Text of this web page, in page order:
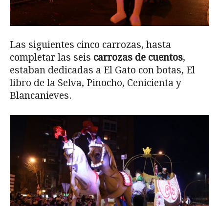
Las siguientes cinco carrozas, hasta
completar las seis carrozas de cuentos,
estaban dedicadas a El Gato con botas, El
libro de la Selva, Pinocho, Cenicienta y
Blancanieves.